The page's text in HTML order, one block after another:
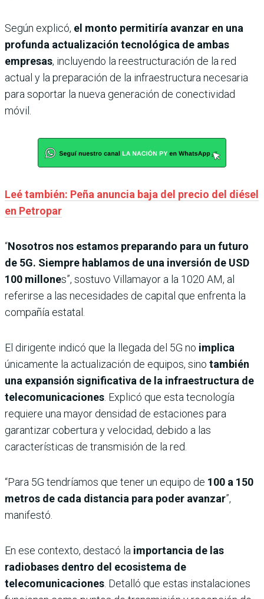
Según explicó, el monto permitiría avanzar en una
profunda actualización tecnológica de ambas
empresas, incluyendo la reestructuración de la red
actual y la preparación de la infraestructura necesaria
para soportar la nueva generación de conectividad
móvil.
Leé también: Peña anuncia baja del precio del diésel
en Petropar
“Nosotros nos estamos preparando para un futuro
de 5G. Siempre hablamos de una inversión de USD
100 millones”, sostuvo Villamayor a la 1020 AM, al
referirse a las necesidades de capital que enfrenta la
compañía estatal.
El dirigente indicó que la llegada del 5G no implica
únicamente la actualización de equipos, sino también
una expansión significativa de la infraestructura de
telecomunicaciones. Explicó que esta tecnología
requiere una mayor densidad de estaciones para
garantizar cobertura y velocidad, debido a las
características de transmisión de la red.
“Para 5G tendríamos que tener un equipo de 100 a 150
metros de cada distancia para poder avanzar”,
manifestó.
En ese contexto, destacó la importancia de las
radiobases dentro del ecosistema de
telecomunicaciones. Detalló que estas instalaciones